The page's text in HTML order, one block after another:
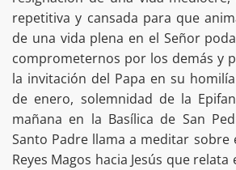
repetitiva y cansada para que
de una vida plena en el Señor
comprometernos por los demás y
la invitación del Papa en su
de enero, solemnidad de la
mañana en la Basílica de San
Santo Padre llama a meditar sobre
Reyes Magos hacia Jesús que